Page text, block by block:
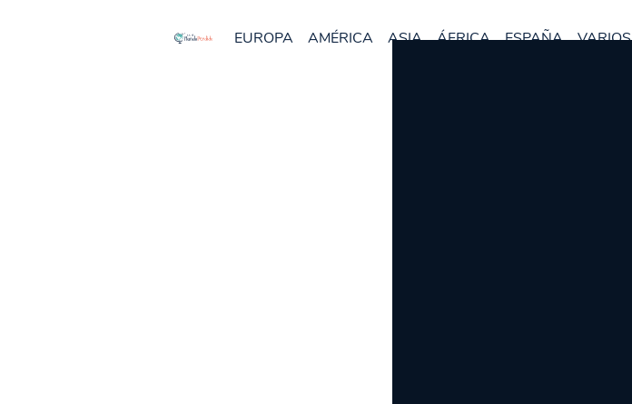
EUROPA AMÉRICA ASIA ÁFRICA ESPAÑA VARIOS